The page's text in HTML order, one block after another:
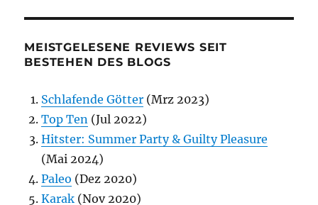
MEISTGELESENE REVIEWS SEIT
BESTEHEN DES BLOGS
Schlafende Götter (Mrz 2023)
Top Ten (Jul 2022)
Hitster: Summer Party & Guilty Pleasure
(Mai 2024)
Paleo (Dez 2020)
Karak (Nov 2020)